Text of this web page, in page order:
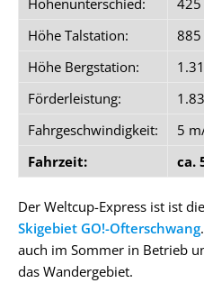
Höhe Talstation:
885
Höhe Bergstation:
Förderleistung:
Fahrgeschwindigkeit:
5
Fahrzeit:
ca.
Der Weltcup-Express ist ist
Skigebiet GO!-Ofterschwang
auch im Sommer in Betrieb
das Wandergebiet.